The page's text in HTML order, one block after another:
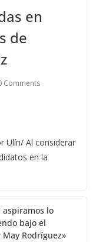
en
de
Comments
Ulín/ Al considerar
en la
aspiramos lo
bajo el
Rodríguez»